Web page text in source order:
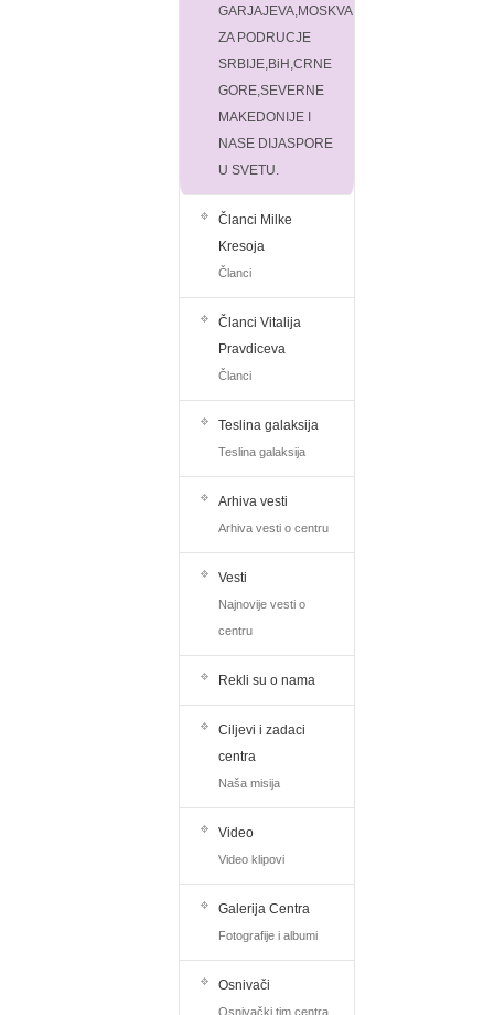
GARJAJEVA,MOSKVA
ZA PODRUCJE
SRBIJE,BiH,CRNE
GORE,SEVERNE
MAKEDONIJE I
NASE DIJASPORE
U SVETU.
Članci Milke
Kresoja
Članci
Članci Vitalija
Pravdiceva
Članci
Teslina galaksija
Teslina galaksija
Arhiva vesti
Arhiva vesti o centru
Vesti
Najnovije vesti o
centru
Rekli su o nama
Ciljevi i zadaci
centra
Naša misija
Video
Video klipovi
Galerija Centra
Fotografije i albumi
Osnivači
Osnivački tim centra